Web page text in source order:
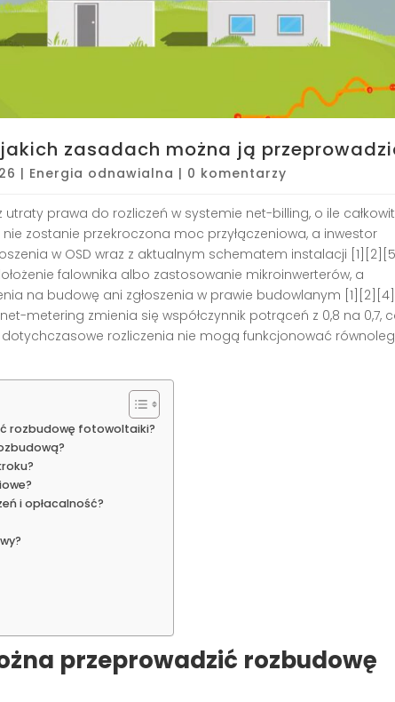
zasadach można ją
| Energia odnawialna | 0 komentarzy
utraty prawa do rozliczeń w systemie net-billing, o ile
zostanie przekroczona moc przyłączeniowa, a inwestor
w OSD wraz z aktualnym schematem instalacji [1][2][5]
falownika albo zastosowanie mikroinwerterów, a
na budowę ani zgłoszenia w prawie budowlanym
metering zmienia się współczynnik potrąceń z 0,8 na 0,7,
rozliczenia nie mogą funkcjonować
rozbudowę fotowoltaiki?
i opłacalność?
przeprowadzić rozbudowę